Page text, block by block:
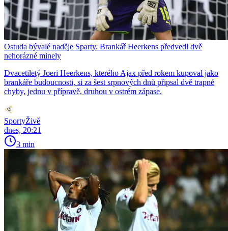
Ostuda bývalé naděje Sparty. Brankář Heerkens předvedl dvě
nehorázné minely
Dvacetiletý Joeri Heerkens, kterého Ajax před rokem kupoval jako
brankáře budoucnosti, si za šest srpnových dnů připsal dvě trapné
chyby, jednu v přípravě, druhou v ostrém zápase.
SportyŽivě
dnes, 20:21
3 min